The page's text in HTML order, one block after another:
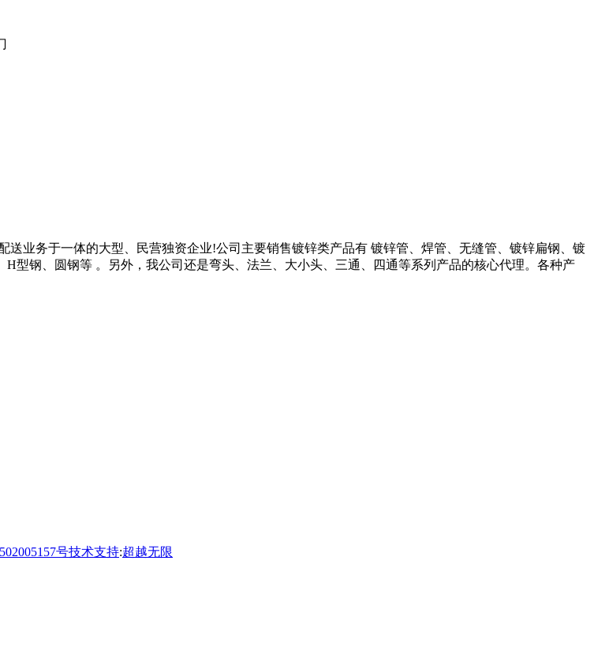
业务于一体的大型、民营独资企业!公司主要销售镀锌类产品有 镀锌管、焊管、无缝管、镀锌扁钢、镀
型钢、圆钢等 。另外，我公司还是弯头、法兰、大小头、三通、四通等系列产品的核心代理。各种产
号技术支持:超越无限